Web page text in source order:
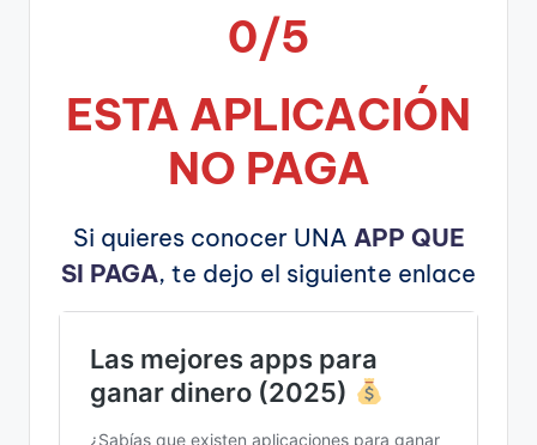
0/5
ESTA APLICACIÓN
NO PAGA
Si quieres conocer UNA APP QUE
SI PAGA, te dejo el siguiente enlace